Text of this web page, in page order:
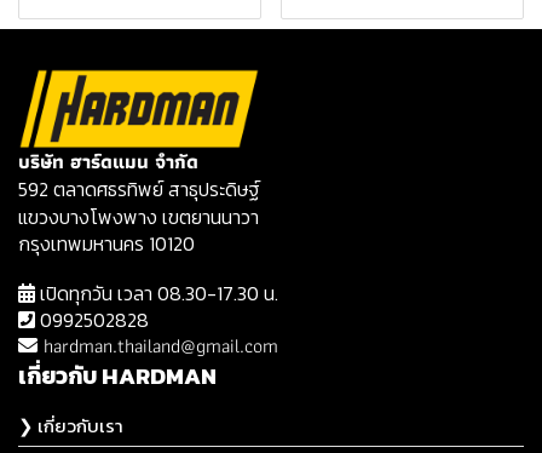
บริษัท ฮาร์ดแมน จำกัด
592 ตลาดศธรทิพย์ สาธุประดิษฐ์
แขวงบางโพงพาง เขตยานนาวา
กรุงเทพมหานคร 10120
เปิดทุกวัน เวลา 08.30-17.30 น.
0992502828
hardman.thailand@gmail.com
เกี่ยวกับ HARDMAN
❯ เกี่ยวกับเรา